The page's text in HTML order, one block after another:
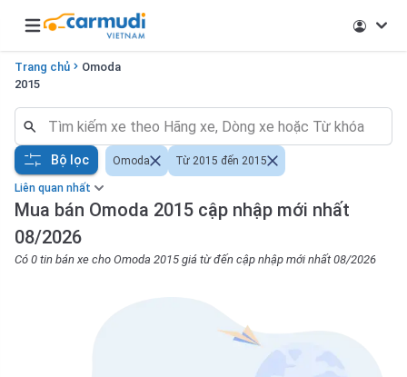
Open main menu
Trang chủ
Omoda
2015
Liên quan nhất
Mua bán Omoda 2015 cập nhập mới nhất
08/2026
Có 0 tin bán xe cho Omoda 2015 giá từ đến cập nhập mới nhất 08/2026
Bộ lọc Omoda Từ 2015 đến 2015